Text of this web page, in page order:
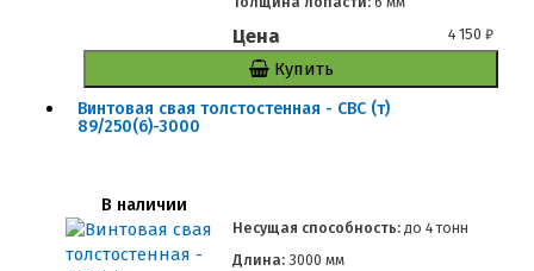
Цена 4 150₽
Купить
Винтовая свая толстостенная - СВС (т)
89/250(6)-3000
В наличии
Несущая способность: до 4 тонн
Длина:3000 мм